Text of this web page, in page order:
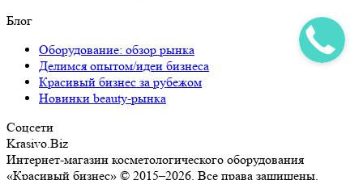
Блог
Оборудование: обзор рынка
Делимся опытом/идеи бизнеса
Красивый бизнес за рубежом
Новинки beauty-рынка
Соцсети
Krasivo.Biz
Интернет-магазин косметологического оборудования
«Красивый бизнес» © 2015–2026. Все права защищены.